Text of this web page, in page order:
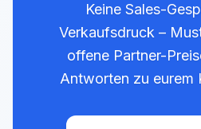
Keine Sales-
Verkaufsdruck –
offene Partner-
Antworten zu eurem